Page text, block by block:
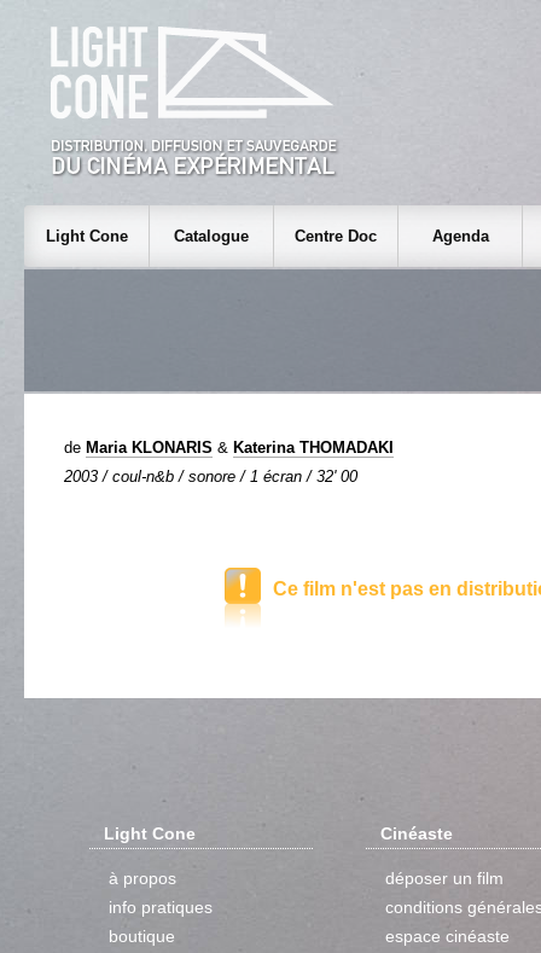
Light Cone Catalogue Centre Doc Agenda
de Maria KLONARIS & Katerina THOMADAKI
2003 / coul-n&b / sonore / 1 écran / 32' 00
Ce film n'est pas en
Light Cone
à propos
info pratiques
boutique
Cinéaste
déposer un film
conditions
espace cinéaste